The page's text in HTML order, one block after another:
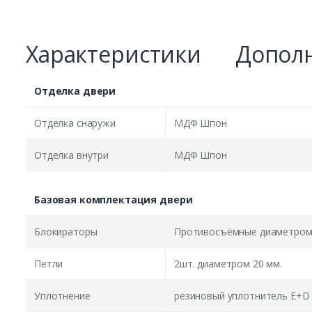
Характеристики
Отделка двери
Отделка снаружи МДФ Шпон
Отделка внутри МДФ Шпон
Базовая комплектация двери
Блокираторы Противосъёмные
Петли 2шт. диаметром 20 мм.
Уплотнение резиновый уплотнитель E+D